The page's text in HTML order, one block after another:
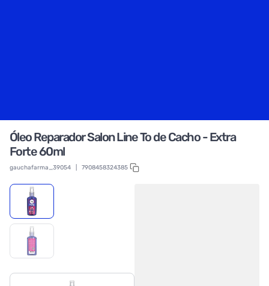
Óleo Reparador Salon Line To de Cacho - Extra
Forte 60ml
gauchafarma_39054 7908458324385